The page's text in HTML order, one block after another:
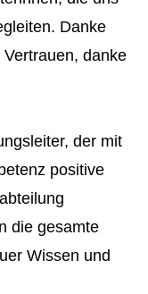
Danke
danke
der mit
positive
die gesamte
Wissen und